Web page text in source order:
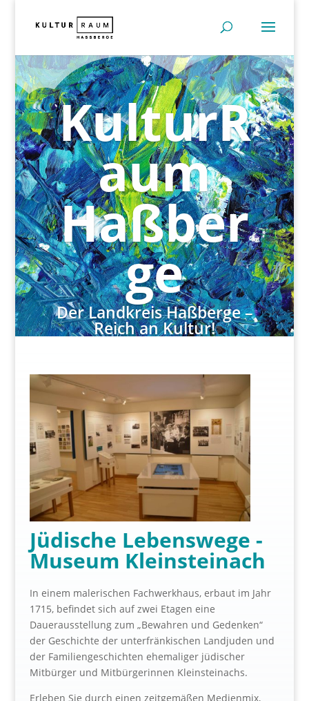
KulturR
aum
Haßber
ge
Der Landkreis Haßberge –
Reich an Kultur!
Jüdische Lebenswege -
Museum Kleinsteinach
In einem malerischen Fachwerkhaus, erbaut im Jahr
1715, befindet sich auf zwei Etagen eine
Dauerausstellung zum „Bewahren und Gedenken“
der Geschichte der unterfränkischen Landjuden und
der Familiengeschichten ehemaliger jüdischer
Mitbürger und Mitbürgerinnen Kleinsteinachs.
Erleben Sie durch einen zeitgemäßen Medienmix,